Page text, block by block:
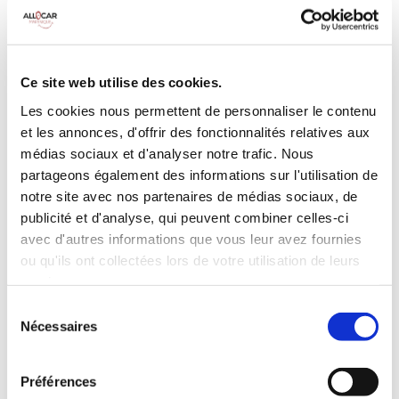
Ce site web utilise des cookies.
Les cookies nous permettent de personnaliser le contenu
et les annonces, d'offrir des fonctionnalités relatives aux
médias sociaux et d'analyser notre trafic. Nous
partageons également des informations sur l'utilisation de
notre site avec nos partenaires de médias sociaux, de
publicité et d'analyse, qui peuvent combiner celles-ci
avec d'autres informations que vous leur avez fournies
ou qu'ils ont collectées lors de votre utilisation de leurs
Nécessaires
Préférences
3 Valises
INCLUS À LA LOCATION
Killométrage illimité
Assurance tous risques (hors franchise)
Carburant : plein à rendre plein
CONDITIONS DE LOCATION
Age minimum :20 ans
ASSURANCE